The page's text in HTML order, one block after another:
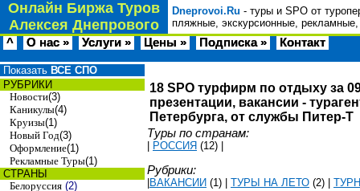
Онлайн Биржа Туров
Алексея Днепрового
Dneprovoi.Ru - туры и SPO от
пляжные, экскурсионные,
^ О нас » Услуги » Цены » Подписка » Контакт
Показать ВСЕ СПО
РУБРИКИ
Новости(3)
Каникулы(4)
Круизы(1)
Новый Год(3)
Оформление(1)
Рекламные Туры(1)
СТРАНЫ
Белоруссия (2)
18 SPO турфирм по отдыху за
презентации, вакансии -
Петербурга, от службы Питер-Т
Туры по странам:
РОССИЯ (12)
Рубрики:
ВАКАНСИИ (1) ТУРЫ НА ЛЕТО (2)